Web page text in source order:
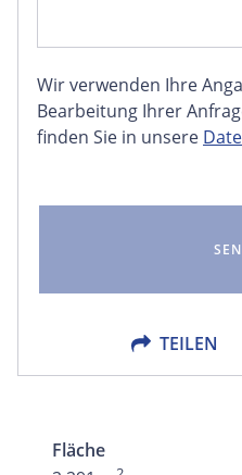
Wir verwenden Ihre
Bearbeitung Ihrer
finden Sie in unsere
TEILEN
X
Fläche